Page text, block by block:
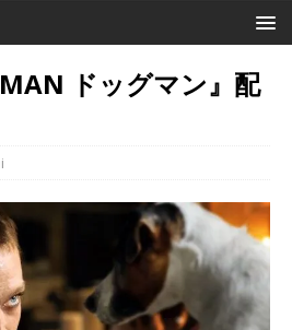
ドッグマン』配